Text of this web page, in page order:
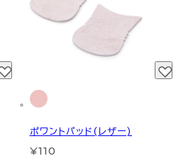
ポワントパッド(レザー)
¥110